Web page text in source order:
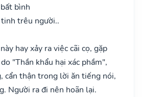
bình
trêu người..
hay xảy ra việc cãi cọ, gặp
"Thần khẩu hại xác phầm",
cẩn thận trong lời ăn tiếng nói,
Người ra đi nên hoãn lại.